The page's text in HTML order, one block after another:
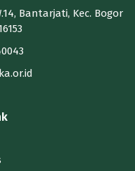
Bantarjati, Kec. Bogor